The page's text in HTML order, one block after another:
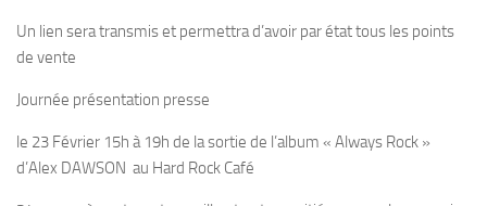
Un lien sera transmis et permettra d’avoir par état tous les points
de vente
Journée présentation presse
le 23 Février 15h à 19h de la sortie de l’album « Always Rock »
d’Alex DAWSON au Hard Rock Café